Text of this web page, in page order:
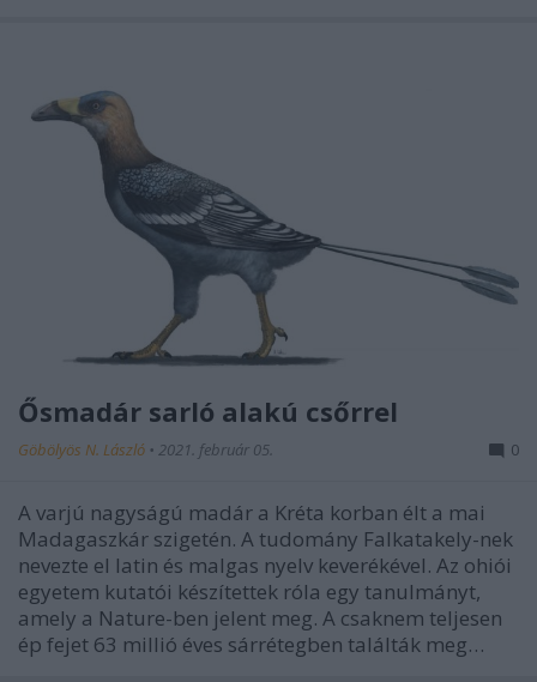
Ősmadár sarló alakú csőrrel
Göbölyös N. László • 2021. február 05. 0
A varjú nagyságú madár a Kréta korban élt a mai
Madagaszkár szigetén. A tudomány Falkatakely-nek
nevezte el latin és malgas nyelv keverékével. Az ohiói
egyetem kutatói készítettek róla egy tanulmányt,
amely a Nature-ben jelent meg. A csaknem teljesen
ép fejet 63 millió éves sárrétegben találták meg…